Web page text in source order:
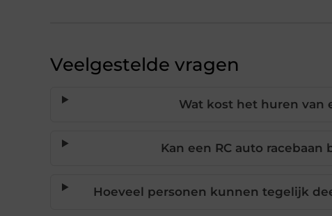
Veelgestelde vragen
Wat kost het huren van
Kan een RC auto
Hoeveel personen kunnen tegelijk